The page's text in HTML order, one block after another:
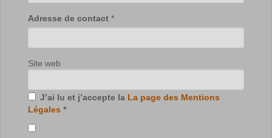
Adresse de contact *
Site web
J’ai lu et j’accepte la La page des Mentions
Légales *